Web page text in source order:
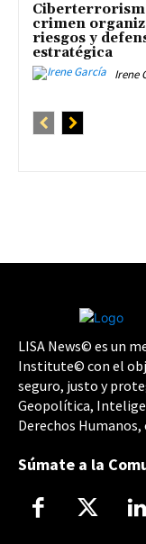
crimen
riesgos y
estratégica
Irene
LISA News© es un
Institute© con el
seguro, justo y
Geopolítica,
Derechos
Súmate a la